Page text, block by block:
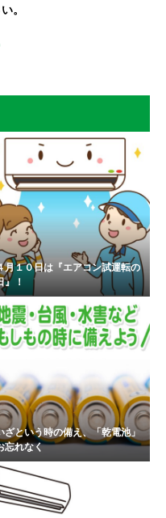
。
月１０日は『エアコン試運転の
』！
ざという時の備え、「乾電池」
忘れなく